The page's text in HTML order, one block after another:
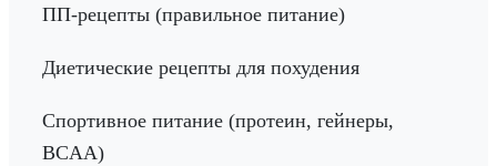
ПП-рецепты (правильное питание)
Диетические рецепты для похудения
Спортивное питание (протеин, гейнеры,
BCAA)